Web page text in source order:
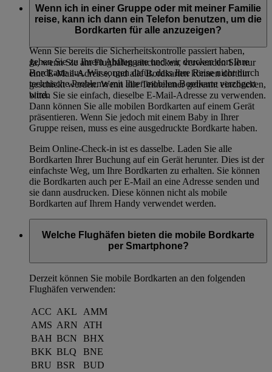
wir drucken Ihre Bordkarte für Sie aus. Sie können Ihre
Bordkarte auch an unseren Selbstbedienungs-Check-in-
Kiosken am Flughafen Dubai International ausdrucken.
Wenn Sie bereits die Sicherheitskontrolle passiert haben,
gehen Sie zu Ihrem Abfluggate und wir drucken dort Ihre
Bordkarte aus. Wir sorgen dafür, dass Ihre Reise nicht durch
technische Probleme mit Ihrer mobilen Bordkarte verzögert
wird.
Wenn ich in einer Gruppe oder mit meiner Familie
reise, kann ich dann ein Telefon benutzen, um die
Bordkarten für alle anzuzeigen?
Ja, wenn Sie am Flughafen einchecken, verwenden Sie nur
eine E-Mail-Adresse, und alle Bordkarten können dorthin
geschickt werden. Wenn alle Teilnehmer getrennt einchecken,
bitten Sie sie einfach, dieselbe E-Mail-Adresse zu verwenden.
Dann können Sie alle mobilen Bordkarten auf einem Gerät
präsentieren. Wenn Sie jedoch mit einem Baby in Ihrer
Gruppe reisen, muss es eine ausgedruckte Bordkarte haben.
Beim Online-Check-in ist es dasselbe. Laden Sie alle
Bordkarten Ihrer Buchung auf ein Gerät herunter. Dies ist der
einfachste Weg, um Ihre Bordkarten zu erhalten. Sie können
die Bordkarten auch per E-Mail an eine Adresse senden und
sie dann ausdrucken. Diese können nicht als mobile
Bordkarten auf Ihrem Handy verwendet werden.
Welche Flughäfen bieten die mobile Bordkarte
per Smartphone?
Derzeit können Sie mobile Bordkarten an den folgenden
Flughäfen verwenden:
ACC AKL
AMM
AMS ARN
ATH
BAH BCN
BHX
BKK BLQ
BNE
BRU BSR
BUD